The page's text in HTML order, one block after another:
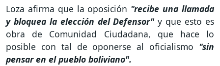
Loza afirma que la oposición "recibe una llamada
y bloquea la elección del Defensor" y que esto es
obra de Comunidad Ciudadana, que hace lo
posible con tal de oponerse al oficialismo "sin
pensar en el pueblo boliviano".